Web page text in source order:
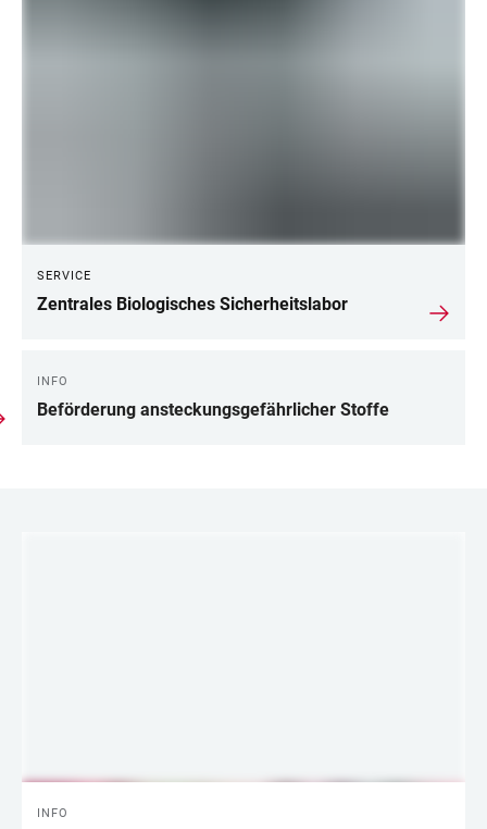
SERVICE
Zentrales Biologisches Sicherheitslabor
INFO
Beförderung ansteckungsgefährlicher Stoffe
INFO